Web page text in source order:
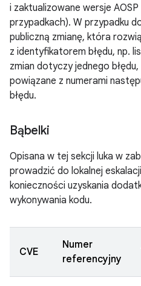
i zaktualizowane wersje
przypadkach). W przypadku
publiczną zmianę, która
z identyfikatorem błędu, np.
zmian dotyczy jednego
powiązane z numerami
błędu.
Bąbelki
Opisana w tej sekcji luka w
prowadzić do lokalnej
konieczności uzyskania
wykonywania kodu.
CVE
Numer
referencyjny